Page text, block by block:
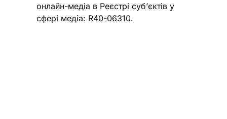
онлайн-медіа в Реєстрі суб’єктів у
сфері медіа: R40-06310.